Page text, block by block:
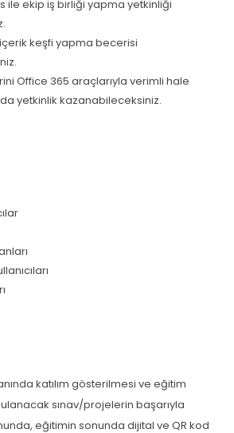
ile ekip iş birliği yapma yetkinliği
keşfi yapma becerisi
Office 365 araçlarıyla verimli hale
yetkinlik kazanabileceksiniz.
katılım gösterilmesi ve eğitim
sınav/projelerin başarıyla
eğitimin sonunda dijital ve QR kod